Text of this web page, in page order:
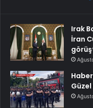
Irak
İran
Güzel